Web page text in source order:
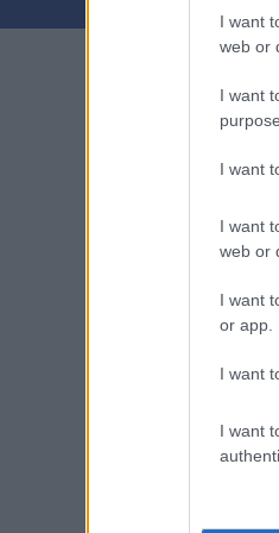
I want
web or
I want
I want
I want
web or
I want
or app.
I want
I want